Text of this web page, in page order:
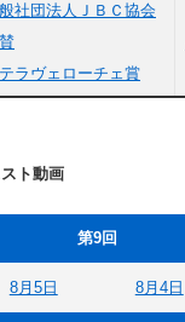
社団法人ＪＢＣ協会
ラヴェローチェ賞
ト動画
第9回
8月5日 8月4日